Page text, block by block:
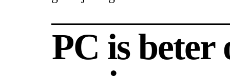
PC is beter